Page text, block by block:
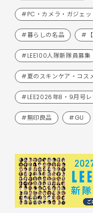
#PC・カメラ・ガジェッ
#暮らしの名品 #【
#LEE100人隊新隊員募集
#夏のスキンケア・コス
#LEE2026年8・9月号レ
#無印良品 #GU